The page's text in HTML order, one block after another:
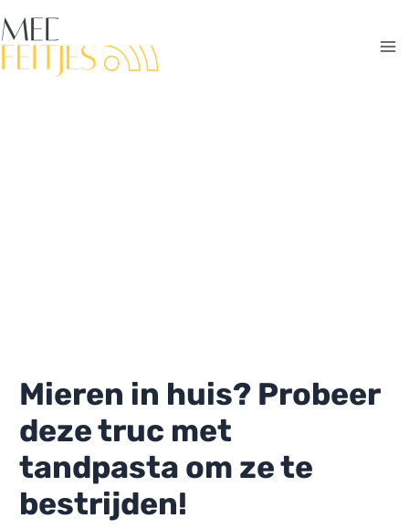
naar
de
Mieren in huis? Probeer
deze truc met
tandpasta om ze te
bestrijden!